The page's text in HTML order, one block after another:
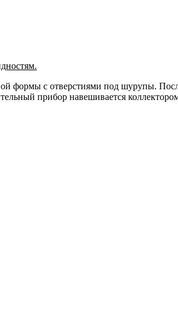
формы с отверстиями под шурупы.
прибор навешивается